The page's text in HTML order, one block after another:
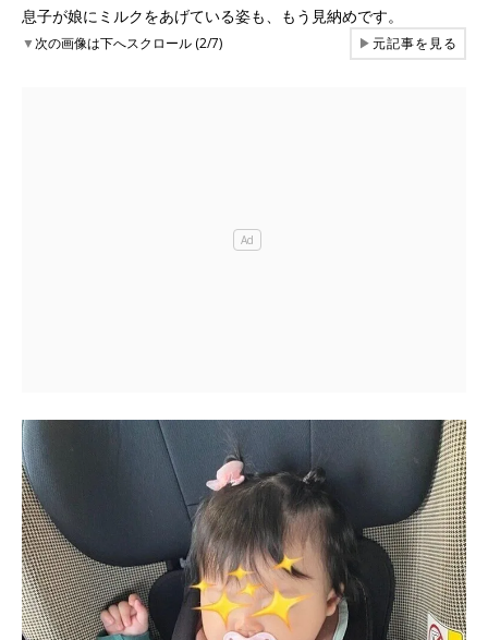
息子が娘にミルクをあげている姿も、もう見納めです。
▼次の画像は下へスクロール (2/7) ▶元記事を見る